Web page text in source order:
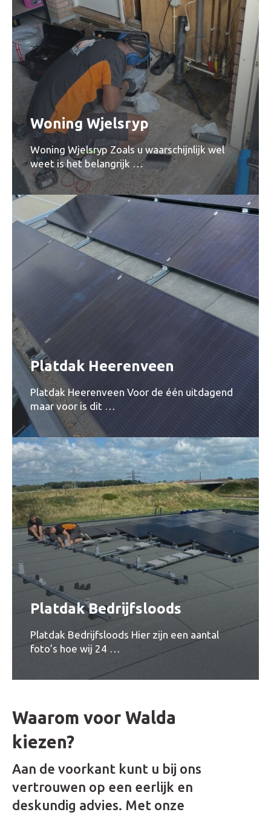
Woning Wjelsryp
Woning Wjelsryp Zoals u waarschijnlijk wel
weet is het belangrijk …
Platdak Heerenveen
Platdak Heerenveen Voor de één uitdagend
maar voor is dit …
Platdak Bedrijfsloods
Platdak Bedrijfsloods Hier zijn een aantal
foto’s hoe wij 24 …
Waarom voor Walda
kiezen?
Aan de voorkant kunt u bij ons
vertrouwen op een eerlijk en
deskundig advies. Met onze